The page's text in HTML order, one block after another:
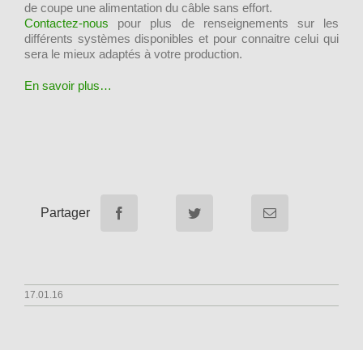
de coupe une alimentation du câble sans effort.
Contactez-nous pour plus de renseignements sur les
différents systèmes disponibles et pour connaitre celui qui
sera le mieux adaptés à votre production.
En savoir plus…
Partager
17.01.16